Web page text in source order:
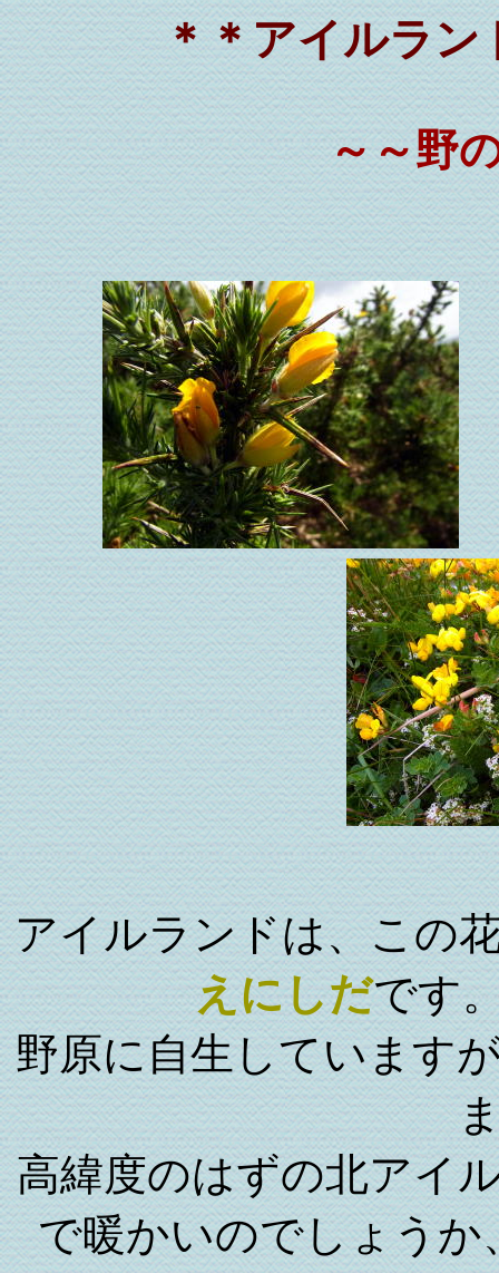
＊＊アイルラ
～～野
アイルランドは、この
えにしだです
野原に自生しています
高緯度のはずの北アイ
で暖かいのでしょうか